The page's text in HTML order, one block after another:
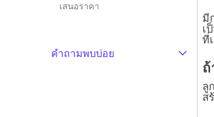
เสนอราคา
คำถามพบบ่อย
มี
เ
ที่
ถ้
ลู
ส